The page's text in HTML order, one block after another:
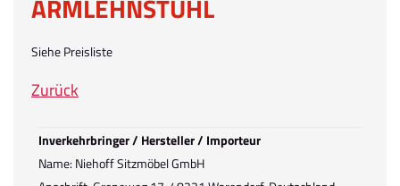
ARMLEHNSTUHL
Siehe Preisliste
Zurück
Inverkehrbringer / Hersteller / Importeur
Name: Niehoff Sitzmöbel GmbH